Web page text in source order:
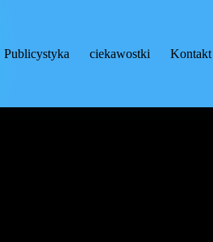
Publicystyka ciekawostki Kontakt